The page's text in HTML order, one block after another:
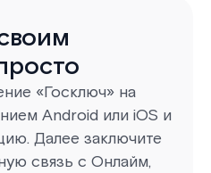
«Госключ» на
Android или iOS и
Далее заключите
связь с Онлайм,